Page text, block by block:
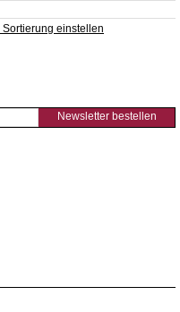
Newsletter bestellen